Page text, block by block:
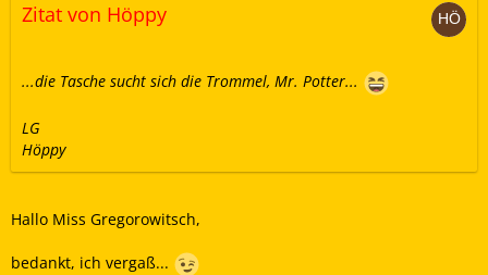
Zitat von Höppy
...die Tasche sucht sich die Trommel, Mr. Potter...
LG
Höppy
Hallo Miss Gregorowitsch,
bedankt, ich vergaß...